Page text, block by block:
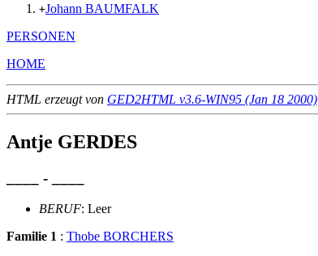
+Johann BAUMFALK
PERSONEN
HOME
HTML erzeugt von GED2HTML v3.6-WIN95 (Jan 18 2000)
Antje GERDES
____ - ____
BERUF: Leer
Familie 1 : Thobe BORCHERS